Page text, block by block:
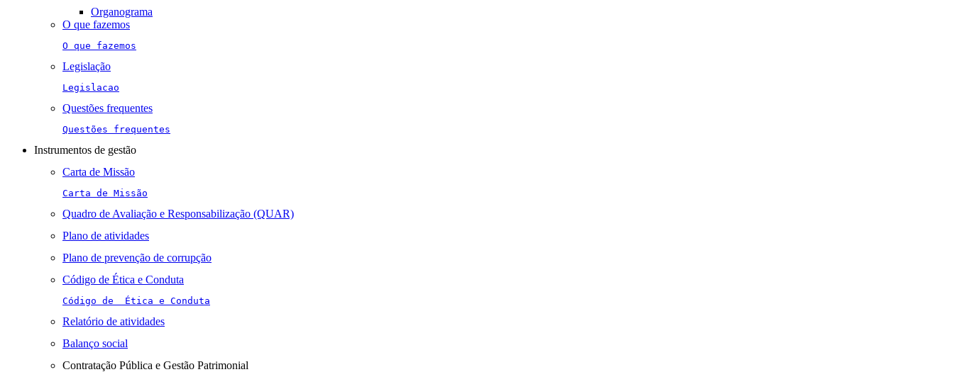
Organograma
O que fazemos
O que fazemos
Legislação
Legislacao
Questões frequentes
Questões frequentes
Instrumentos de gestão
Carta de Missão
Carta de Missão
Quadro de Avaliação e Responsabilização (QUAR)
Plano de atividades
Plano de prevenção de corrupção
Código de Ética e Conduta
Código de  Ética e Conduta
Relatório de atividades
Balanço social
Contratação Pública e Gestão Patrimonial